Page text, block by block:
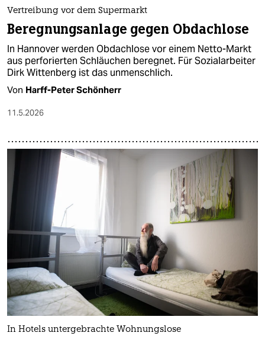
Vertreibung vor dem Supermarkt
Beregnungsanlage gegen Obdachlose
In Hannover werden Obdachlose vor einem Netto-Markt
aus perforierten Schläuchen beregnet. Für Sozialarbeiter
Dirk Wittenberg ist das unmenschlich.
Von Harff-Peter Schönherr
11.5.2026
In Hotels untergebrachte Wohnungslose